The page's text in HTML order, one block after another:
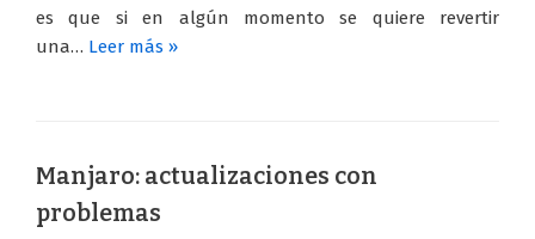
es que si en algún momento se quiere revertir
una… Leer más »
Manjaro: actualizaciones con
problemas